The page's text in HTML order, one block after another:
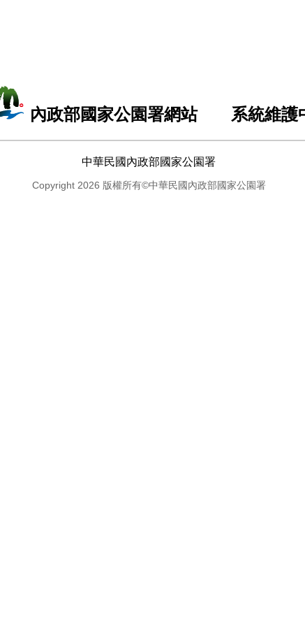
內政部國家公園署網站 系統維護
中華民國內政部國家公園署
Copyright 2026 版權所有©中華民國內政部國家公園署